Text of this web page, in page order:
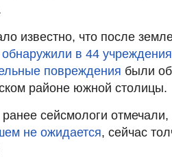
известно, что после
в 44
повреждения были
районе южной столицы.
сейсмологи отмечали,
не ожидается, сейчас